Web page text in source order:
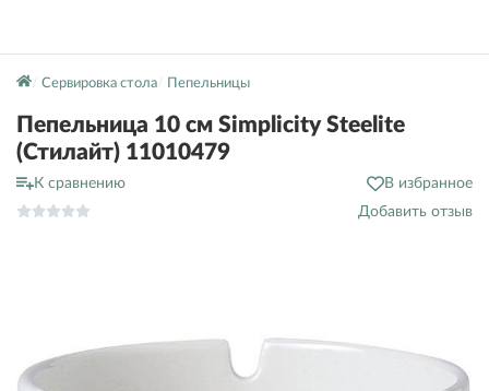
Сервировка стола Пепельницы
Пепельница 10 см Simplicity Steelite
(Стилайт) 11010479
К сравнению
В избранное
Добавить отзыв